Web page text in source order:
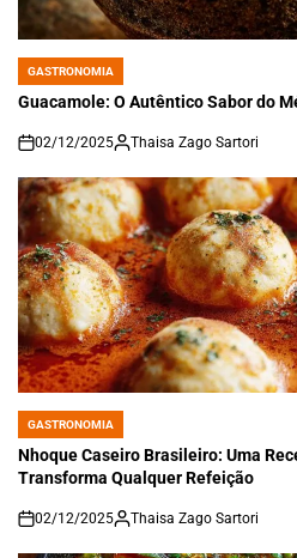
POSTED
IN
GASTRONOMIA
Guacamole: O Autêntico Sabor do
on
02/12/2025 Thaisa Zago Sartori
POSTED
IN
GASTRONOMIA
Nhoque Caseiro Brasileiro: Uma
Transforma Qualquer Refeição
on
02/12/2025 Thaisa Zago Sartori